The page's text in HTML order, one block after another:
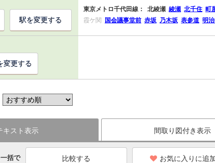
東京メトロ千代田線： 北綾瀬 綾瀬 北千住 町
霞ケ関
国会議事堂前 赤坂 乃木坂 表参道 明
駅を変更する
変更する
キスト表示 間取り図付き表示
括で お気に入りに追